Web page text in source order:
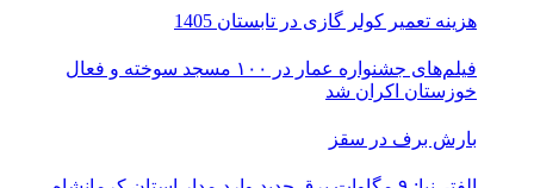
هزینه تعمیر کولر گازی در تابستان 1405
فیلم‌های جشنواره عمار در ۱۰۰ مسجد سوخته و فعال
خوزستان اکران شد
بارش برف در سقز